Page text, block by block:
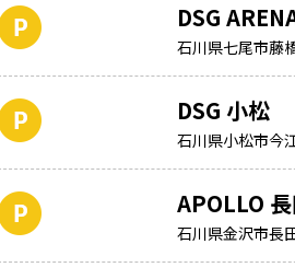
DSG
石川県七尾市藤
DSG 小松
石川県小松市今
APOLLO
石川県金沢市長